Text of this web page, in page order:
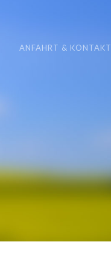
ANFAHRT & KONTAKT